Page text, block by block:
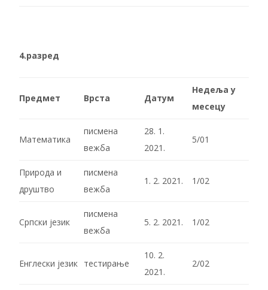
4.разред
Предмет Врста Датум
Недеља у
месецу
Математика
писмена
вежба
28. 1.
2021.
5/01
Природа и
друштво
писмена
вежба
1. 2. 2021. 1/02
Српски језик
писмена
вежба
5. 2. 2021. 1/02
Енглески језик тестирање
10. 2.
2021.
2/02